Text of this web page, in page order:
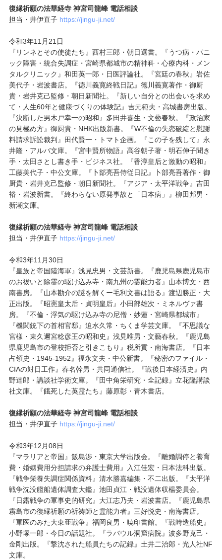
復縁祈願の法華経寺 神宮司龍峰 電話相談
担当・井伊直子 https://jingu-ji.net/
令和3年11月21日
『リンネとその使徒たち』西村三郎・朝日選書。『うつ病・パニ
ック障害・統合失調症・宮崎県都城市の精神科・心療内科・メン
タルクリニック』和田英一郎・日医評論社。『宮廷の春秋』岩佐
美代子・岩波書店。『徳川義寛終戦日記』徳川義寛著作・御厨
貴・岩井克己監修・朝日新聞社。『新しい自分との出会いを求め
て・人生60年と健康づくりの体験記』吉元範夫・高城書房出版。
『決断した男木戸幸一の昭和』多田井喜生・文藝春秋。『政治家
の見極め方』御厨貴・NHK出版新書。『W不倫の失恋破綻と慰謝
料請求訴訟裁判』田代賢一・トマト企画。『この子を残して』永
井隆・アルバ文庫。『宮中賢所物語』高谷朝子著・明石伸子聞き
手・太田さとし書き手・ビジネス社。『香淳皇后と激動の昭和』
工藤美代子・中公文庫。『卜部亮吾侍従日記』卜部亮吾著作・御
厨貴・岩井克己監修・朝日新聞社。『アジア・太平洋戦争』吉田
裕・岩波新書。『終わらない原発事故と「日本病」』柳田邦男・
新潮文庫。
復縁祈願の法華経寺 神宮司龍峰 電話相談
担当・井伊直子 https://jingu-ji.net/
令和3年11月30日
『皇族と帝国陸海軍』浅見忠男・文芸新書。『鹿児島県鹿児島市
のお祓いと除霊の駆け込み寺・南九州の霊能力者』山本博文・西
南書房。『山本勘介の謎を解くー毛利文書は語る』渡辺勝正・大
正出版。『昭憲皇太后・貞明皇后』小田部雄次・ミネルヴァ書
房。『不倫・浮気の駆け込み寺の尼僧・妙蓮・宮崎県都城市』
『機関銃下の首相官邸』迫水久常・ちくま学芸文庫。『不思議な
宮様・東久邇宮稔彦王の昭和史』浅見唯男・文藝春秋。『鹿児島
県鹿児島市の登校拒否と引きこもり』税所貢・南海書店。『日本
占領史・1945-1952』福永文夫・中公新書。『秘密のファイル・
CIAの対日工作』春名幹男・共同通信社。『戦後日本経済史』内
野達郎・講談社学術文庫。『田中角栄研究・全記録』立花隆講談
社文庫。『餓死した英霊たち』藤原彰・青木書店。
復縁祈願の法華経寺 神宮司龍峰 電話相談
担当・井伊直子 https://jingu-ji.net/
令和3年12月08日
『マラリアと帝国』飯島渉・東京大学出版会。『離婚調停と養育
費・婚姻費用分担請求の弁護士費用』入江佳宏・日本法科出版。
『戦争栄養失調症関係資料』清水勝嘉編集・不二出版。『太平洋
戦争沈没艦船遺体調査大鑑』池田貞江・戦没遺体収楊委員会。
『日露戦争の軍事史的研究』大江志乃夫・岩波書店。『鹿児島県
霧島市の復縁祈願の祈祷師と霊能力者』三好悦史・南海書店。
『軍医のみた大東亜戦争』福岡良男・暁印書館。『戦時造船史』
小野塚一郎・今日の話題社。『ラバウル洞窟病院』波多野克己・
金剛出版。『撃沈された船員たちの記録』土井二治郎・光人社NF
文庫。